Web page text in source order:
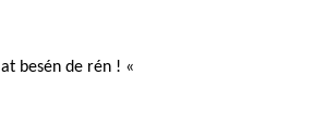
besén de rén ! «